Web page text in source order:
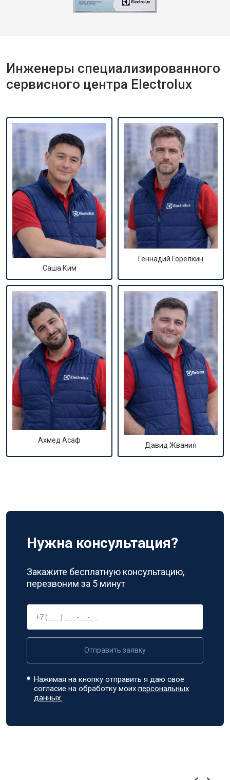
Инженеры специализированного
сервисного центра Electrolux
Саша Ким
Геннадий Горелкин
Ахмед Асаф
Давид Жвания
Нужна консультация?
Закажите бесплатную консультацию,
перезвоним за 5 минут
Отправить заявку
Нажимая на кнопку отправить я даю свое
согласие на обработку моихперсональных
данных.